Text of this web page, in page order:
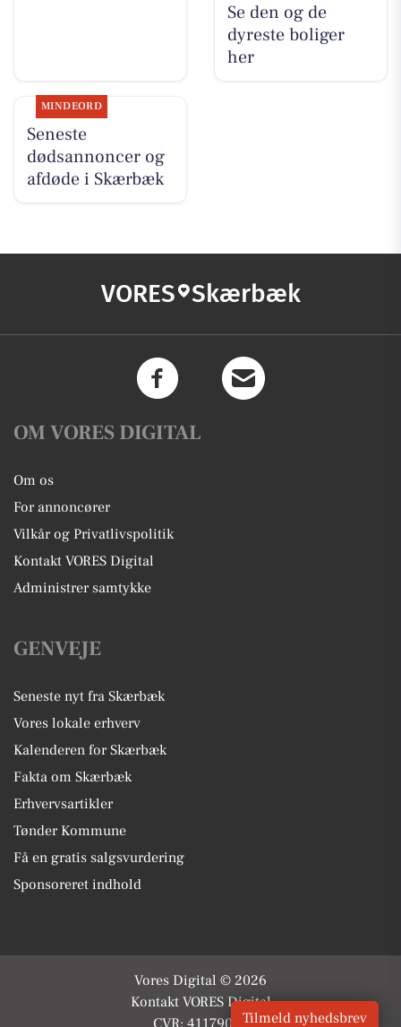
Se den og de
dyreste boliger
her
MINDEORD
Seneste
dødsannoncer og
afdøde i Skærbæk
VORES Skærbæk
OM VORES DIGITAL
Om os
For annoncører
Vilkår og Privatlivspolitik
Kontakt VORES Digital
Administrer samtykke
GENVEJE
Seneste nyt fra Skærbæk
Vores lokale erhverv
Kalenderen for Skærbæk
Fakta om Skærbæk
Erhvervsartikler
Tønder Kommune
Få en gratis salgsvurdering
Sponsoreret indhold
Vores Digital © 2026
Kontakt VORES Digital
Tilmeld nyhedsbrev